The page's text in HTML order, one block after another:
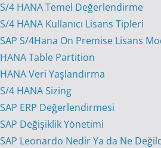
S/4 HANA Temel Değerlendirme
S/4 HANA Kullanıcı Lisans Tipleri
SAP S/4Hana On Premise Lisans
HANA Table Partition
HANA Veri Yaşlandırma
S/4 HANA Sizing
SAP ERP Değerlendirmesi
SAP Değişiklik Yönetimi
SAP Leonardo Nedir Ya da Ne